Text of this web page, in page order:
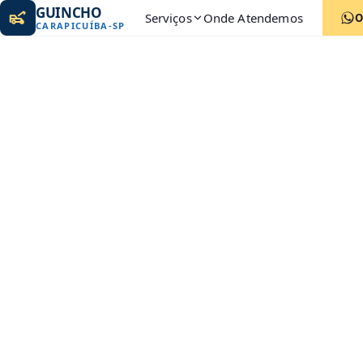
GUINCHO
CARAPICUÍBA-SP Serviços Onde Atendemos